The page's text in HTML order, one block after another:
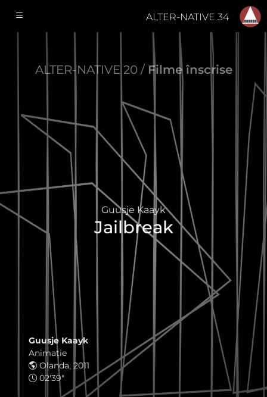
ALTER-NATIVE 34
ALTER-NATIVE 20 / Filme înscrise
Guusje Kaayk
Jailbreak
Guusje Kaayk
Animaţie
Olanda, 2011
02'39"